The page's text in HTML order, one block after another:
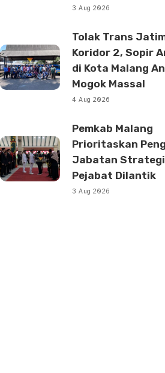
3 Aug 2026
Tolak Trans
Koridor 2, Sopir
di Kota Malang
Mogok Massal
4 Aug 2026
Pemkab Malang
Prioritaskan
Jabatan
Pejabat Dilantik
3 Aug 2026